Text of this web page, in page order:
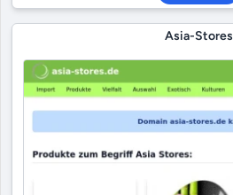
Asia-Stores